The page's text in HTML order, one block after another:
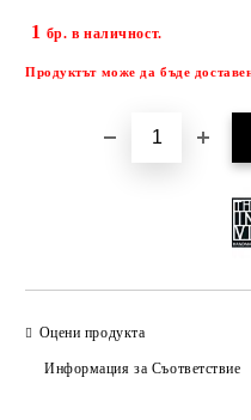
1 бр. в наличност.
Продуктът може да бъде
Оцени продукта
Информация за Съответствие